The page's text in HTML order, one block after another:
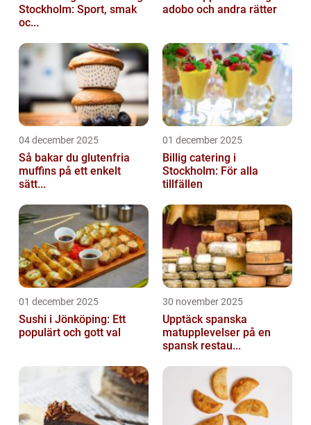
Stockholm: Sport, smak
oc...
adobo och andra rätter
04 december 2025
Så bakar du glutenfria
muffins på ett enkelt
sätt...
01 december 2025
Billig catering i
Stockholm: För alla
tillfällen
01 december 2025
Sushi i Jönköping: Ett
populärt och gott val
30 november 2025
Upptäck spanska
matupplevelser på en
spansk restau...